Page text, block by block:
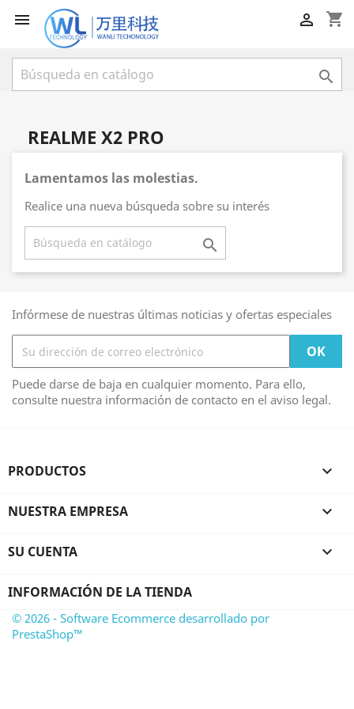
 shopping_cart


REALME X2 PRO
Lamentamos las molestias.
Realice una nueva búsqueda sobre su interés

Infórmese de nuestras últimas noticias y ofertas especiales
Puede darse de baja en cualquier momento. Para ello,
consulte nuestra información de contacto en el aviso legal.
PRODUCTOS 
NUESTRA EMPRESA 
SU CUENTA 
INFORMACIÓN DE LA TIENDA
© 2026 - Software Ecommerce desarrollado por
PrestaShop™